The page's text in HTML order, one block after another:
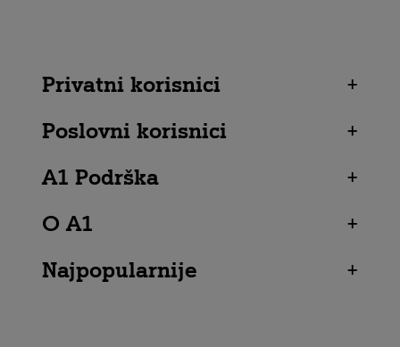
Privatni korisnici
+
Poslovni korisnici
+
A1 Podrška
+
O A1
+
Najpopularnije
+